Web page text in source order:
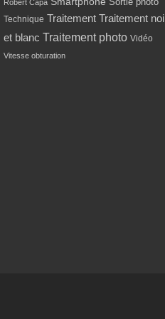
Robert Capa
Sortie photo
Technique Traitement Traitement
et blanc Traitement photo Vidéo
Vitesse obturation